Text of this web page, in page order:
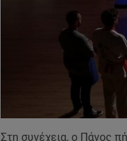
Στη συνέχεια, ο Πάνος